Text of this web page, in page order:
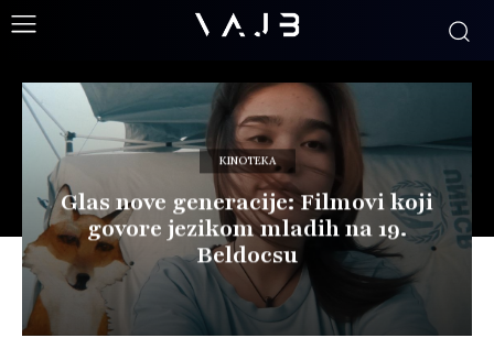
KINOTEKA
Glas nove generacije: Filmovi koji
govore jezikom mladih na 19.
Beldocsu